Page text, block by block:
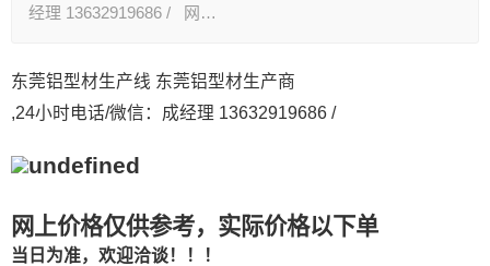
经理 13632919686 / 网…
东莞铝型材生产线 东莞铝型材生产商
,24小时电话/微信：成经理 13632919686 /
网上价格仅供参考，实际价格以下单
当日为准，欢迎洽谈！！！